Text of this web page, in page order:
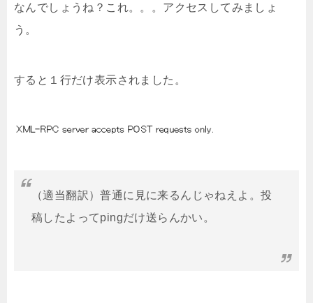
なんでしょうね？これ。。。アクセスしてみましょ
う。
すると１行だけ表示されました。
（適当翻訳）普通に見に来るんじゃねえよ。投
稿したよってpingだけ送らんかい。